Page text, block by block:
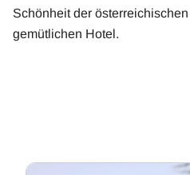
Schönheit der
gemütlichen Hotel.